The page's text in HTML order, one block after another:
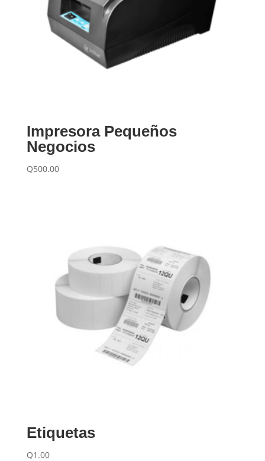
Impresora Pequeños
Negocios
Q500.00
Etiquetas
Q1.00